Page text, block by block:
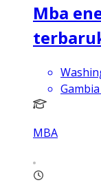
Mba
MBA